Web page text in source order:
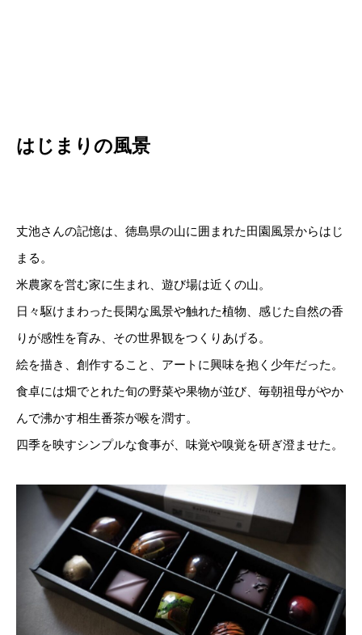
はじまりの風景
丈池さんの記憶は、徳島県の山に囲まれた田園風景からはじ
まる。
米農家を営む家に生まれ、遊び場は近くの山。
日々駆けまわった長閑な風景や触れた植物、感じた自然の香
りが感性を育み、その世界観をつくりあげる。
絵を描き、創作すること、アートに興味を抱く少年だった。
食卓には畑でとれた旬の野菜や果物が並び、毎朝祖母がやか
んで沸かす相生番茶が喉を潤す。
四季を映すシンプルな食事が、味覚や嗅覚を研ぎ澄ませた。